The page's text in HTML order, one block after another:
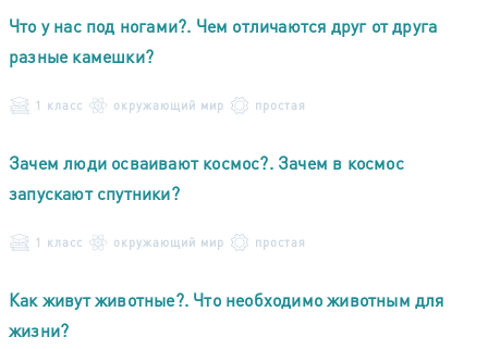
Что у нас под ногами?. Чем отличаются друг от друга
разные камешки?
1 класс окружающий мир простая
Зачем люди осваивают космос?. Зачем в космос
запускают спутники?
1 класс окружающий мир простая
Как живут животные?. Что необходимо животным для
жизни?